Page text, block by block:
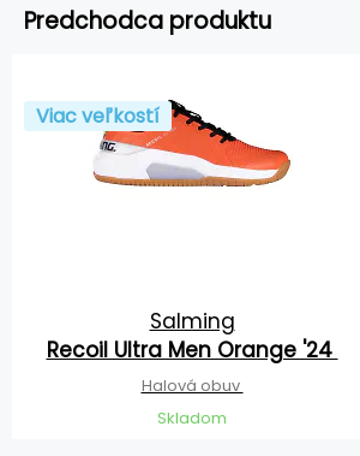
Predchodca produktu
Viac veľkostí
Salming
Recoil Ultra Men Orange '24
Halová obuv
Skladom